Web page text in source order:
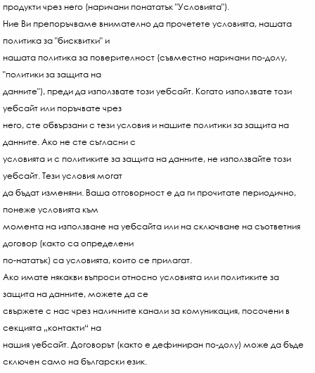
продукти чрез него (наричани понататък "Условията").
Ние Ви препоръчваме внимателно да прочетете условията, нашата
политика за "бисквитки" и
нашата политика за поверителност (съвместно наричани по-долу,
"политики за защита на
данните"), преди да използвате този уебсайт. Когато използвате този
уебсайт или поръчвате чрез
него, сте обвързани с тези условия и нашите политики за защита на
данните. Ако не сте съгласни с
условията и с политиките за защита на данните, не използвайте този
уебсайт. Тези условия могат
да бъдат изменяни. Ваша отговорност е да ги прочитате периодично,
понеже условията към
момента на използване на уебсайта или на сключване на съответния
договор (както са определени
по-нататък) са условията, които се прилагат.
Ако имате някакви въпроси относно условията или политиките за
защита на данните, можете да се
свържете с нас чрез наличните канали за комуникация, посочени в
секцията „контакти“ на
нашия уебсайт. Договорът (както е дефиниран по-долу) може да бъде
сключен само на български език.